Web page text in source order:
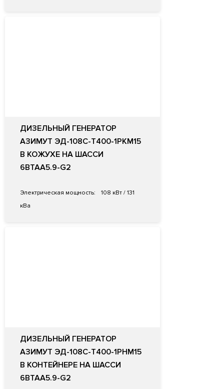
ДИЗЕЛЬНЫЙ ГЕНЕРАТОР
АЗИМУТ ЭД-108С-Т400-1РКМ15
В КОЖУХЕ НА ШАССИ
6BTAA5.9-G2
Электрическая мощность:
108 кВт / 131
кВа
ДИЗЕЛЬНЫЙ ГЕНЕРАТОР
АЗИМУТ ЭД-108С-Т400-1РНМ15
В КОНТЕЙНЕРЕ НА ШАССИ
6BTAA5.9-G2